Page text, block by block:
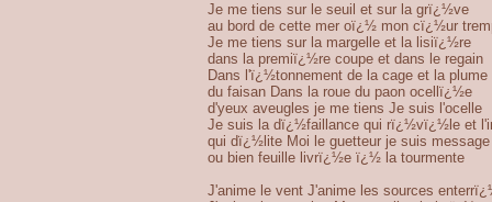
Je me tiens sur le seuil et sur la grï¿½ve
au bord de cette mer oï¿½ mon cï¿½ur
Je me tiens sur la margelle et la lisiï¿½re
dans la premiï¿½re coupe et dans le regain
Dans l'ï¿½tonnement de la cage et la plume
du faisan Dans la roue du paon ocellï¿½e
d'yeux aveugles je me tiens Je suis l'ocelle
Je suis la dï¿½faillance qui rï¿½vï¿½le et
qui dï¿½lite Moi le guetteur je suis
ou bien feuille livrï¿½e ï¿½ la tourmente
J'anime le vent J'anime les sources